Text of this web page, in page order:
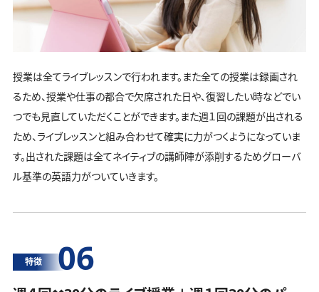
授業は全てライブレッスンで行われます。また全ての授業は録画され
るため、授業や仕事の都合で欠席された日や、復習したい時などでい
つでも見直していただくことができます。また週１回の課題が出される
ため、ライブレッスンと組み合わせて確実に力がつくようになっていま
す。出された課題は全てネイティブの講師陣が添削するためグローバ
ル基準の英語力がついていきます。
特徴 06